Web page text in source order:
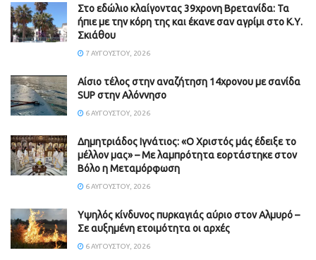
Στο εδώλιο κλαίγοντας 39χρονη Βρετανίδα: Τα
ήπιε με την κόρη της και έκανε σαν αγρίμι στο Κ.Υ.
Σκιάθου
7 ΑΥΓΟΎΣΤΟΥ, 2026
Αίσιο τέλος στην αναζήτηση 14χρονου με σανίδα
SUP στην Αλόννησο
6 ΑΥΓΟΎΣΤΟΥ, 2026
Δημητριάδος Ιγνάτιος: «Ο Χριστός μάς έδειξε το
μέλλον μας» – Με λαμπρότητα εορτάστηκε στον
Βόλο η Μεταμόρφωση
6 ΑΥΓΟΎΣΤΟΥ, 2026
Υψηλός κίνδυνος πυρκαγιάς αύριο στον Αλμυρό –
Σε αυξημένη ετοιμότητα οι αρχές
6 ΑΥΓΟΎΣΤΟΥ, 2026